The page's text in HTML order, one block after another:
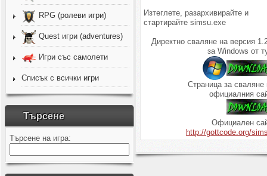
RPG (ролеви игри)
Quest игри (adventures)
Игри със самолети
Списък с всички игри
Търсене
Търсене на игра:
Изтеглете, разархивирайте и
стартирайте simsu.exe
Директно сваляне на версия
за Windows от
Страница за сваляне
официалния
Официален
http://gottcode.org/